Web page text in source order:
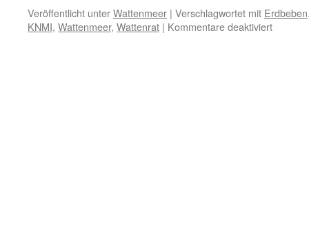
Veröffentlicht unterWattenmeer | Verschlagwortet mit Erdbeben
KNMI, Wattenmeer, Wattenrat | Kommentare deaktiviertfür